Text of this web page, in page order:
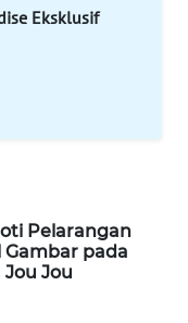
Eksklusif
Pelarangan
pada
Jou Jou